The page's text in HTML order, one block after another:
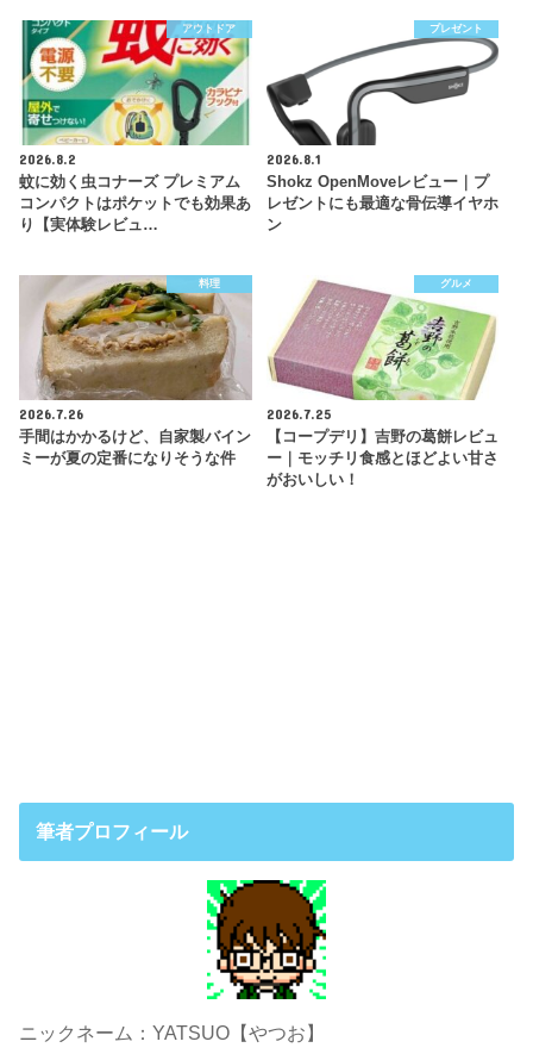
アウトドア
2026.8.2
蚊に効く虫コナーズ プレミアム
コンパクトはポケットでも効果あ
り【実体験レビュ…
プレゼント
2026.8.1
Shokz OpenMoveレビュー｜プ
レゼントにも最適な骨伝導イヤホ
ン
料理
2026.7.26
手間はかかるけど、自家製バイン
ミーが夏の定番になりそうな件
グルメ
2026.7.25
【コープデリ】吉野の葛餅レビュ
ー｜モッチリ食感とほどよい甘さ
がおいしい！
筆者プロフィール
ニックネーム：YATSUO【やつお】